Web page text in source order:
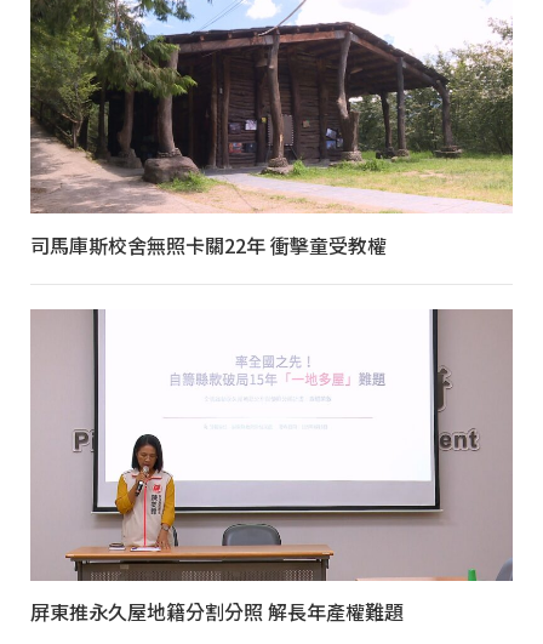
司馬庫斯校舍無照卡關22年 衝擊童受教權
屏東推永久屋地籍分割分照 解長年產權難題